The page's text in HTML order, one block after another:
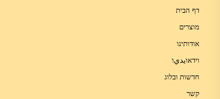
דף הבית
מוצרים
אודותינו
וידאוيديו
חדשות ובלוג
קשר